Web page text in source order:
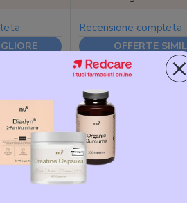
Recensione completa
OFFERTE
per misurare la pressione arteriosa
classici
. Questi dispositivi
in soggetti tendenti a patologie
e quindi non in grado di
×